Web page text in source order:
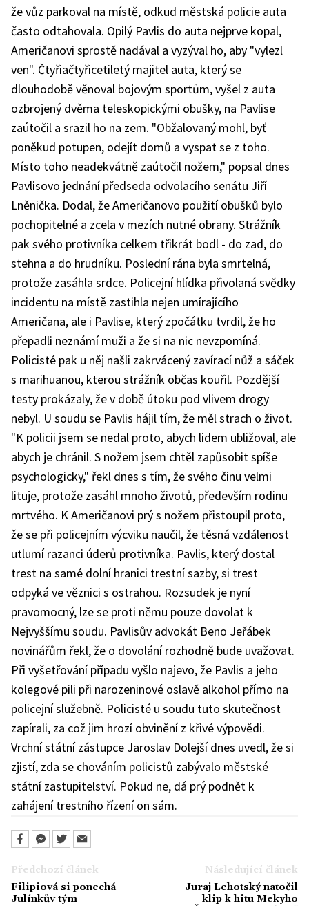
že vůz parkoval na místě, odkud městská policie auta
často odtahovala. Opilý Pavlis do auta nejprve kopal,
Američanovi sprostě nadával a vyzýval ho, aby "vylezl
ven". Čtyřiačtyřicetiletý majitel auta, který se
dlouhodobě věnoval bojovým sportům, vyšel z auta
ozbrojený dvěma teleskopickými obušky, na Pavlise
zaútočil a srazil ho na zem. "Obžalovaný mohl, byť
poněkud potupen, odejít domů a vyspat se z toho.
Místo toho neadekvátně zaútočil nožem," popsal dnes
Pavlisovo jednání předseda odvolacího senátu Jiří
Lněnička. Dodal, že Američanovo použití obušků bylo
pochopitelné a zcela v mezích nutné obrany. Strážník
pak svého protivníka celkem třikrát bodl - do zad, do
stehna a do hrudníku. Poslední rána byla smrtelná,
protože zasáhla srdce. Policejní hlídka přivolaná svědky
incidentu na místě zastihla nejen umírajícího
Američana, ale i Pavlise, který zpočátku tvrdil, že ho
přepadli neznámí muži a že si na nic nevzpomíná.
Policisté pak u něj našli zakrvácený zavírací nůž a sáček
s marihuanou, kterou strážník občas kouřil. Pozdější
testy prokázaly, že v době útoku pod vlivem drogy
nebyl. U soudu se Pavlis hájil tím, že měl strach o život.
"K policii jsem se nedal proto, abych lidem ubližoval, ale
abych je chránil. S nožem jsem chtěl zapůsobit spíše
psychologicky," řekl dnes s tím, že svého činu velmi
lituje, protože zasáhl mnoho životů, především rodinu
mrtvého. K Američanovi prý s nožem přistoupil proto,
že se při policejním výcviku naučil, že těsná vzdálenost
utlumí razanci úderů protivníka. Pavlis, který dostal
trest na samé dolní hranici trestní sazby, si trest
odpyká ve věznici s ostrahou. Rozsudek je nyní
pravomocný, lze se proti němu pouze dovolat k
Nejvyššímu soudu. Pavlisův advokát Beno Jeřábek
novinářům řekl, že o dovolání rozhodně bude uvažovat.
Při vyšetřování případu vyšlo najevo, že Pavlis a jeho
kolegové pili při narozeninové oslavě alkohol přímo na
policejní služebně. Policisté u soudu tuto skutečnost
zapírali, za což jim hrozí obvinění z křivé výpovědi.
Vrchní státní zástupce Jaroslav Dolejší dnes uvedl, že si
zjistí, zda se chováním policistů zabývalo městské
státní zastupitelství. Pokud ne, dá prý podnět k
zahájení trestního řízení on sám.
Předchozí článek
Filipiová si ponechá
Julínkův tým
Následující článek
Juraj Lehotský natočil
klip k hitu Mekyho